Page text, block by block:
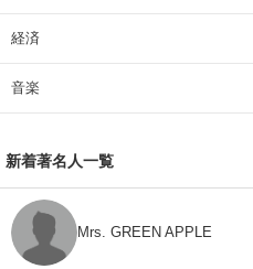
経済
音楽
新着著名人一覧
Mrs. GREEN APPLE